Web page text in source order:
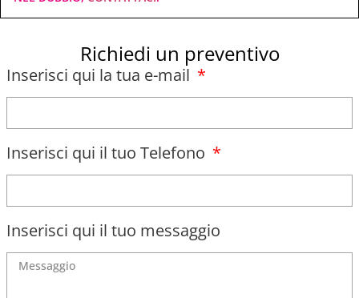
Richiedi un preventivo
Inserisci qui la tua e-mail
Inserisci qui il tuo Telefono
Inserisci qui il tuo messaggio